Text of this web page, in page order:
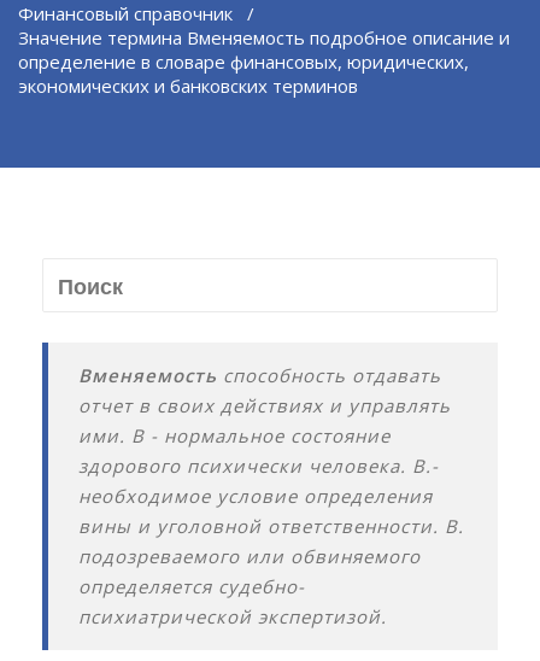
Финансовый справочник /
Значение термина Вменяемость подробное описание и
определение в словаре финансовых, юридических,
экономических и банковских терминов
Вменяемость способность отдавать
отчет в своих действиях и управлять
ими. В - нормальное состояние
здорового психически человека. В.-
необходимое условие определения
вины и уголовной ответственности. В.
подозреваемого или обвиняемого
определяется судебно-
психиатрической экспертизой.